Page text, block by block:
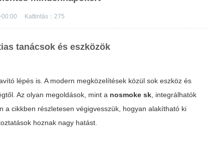
Kattintás：275
tanácsok és eszközök
lépés is. A modern megközelítések közül sok eszköz és
Az olyan megoldások, mint a nosmoke sk , integrálhatók
cikkben részletesen végigvesszük, hogyan alakítható ki
hoznak nagy hatást.